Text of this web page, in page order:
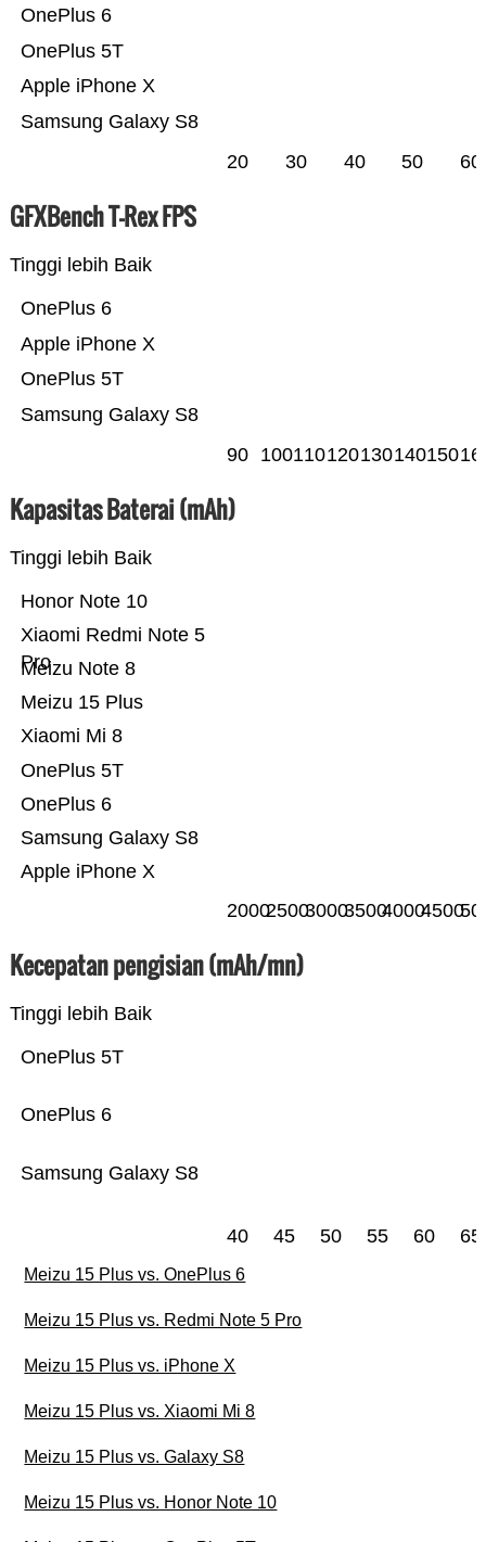
Samsung Galaxy S8
Apple iPhone X
OnePlus 5T
OnePlus 6
20 30 40 50 60
GFXBench T-Rex FPS
Tinggi lebih Baik
Samsung Galaxy S8
OnePlus 5T
Apple iPhone X
OnePlus 6
90 100110120130140150
Kapasitas Baterai (mAh)
Tinggi lebih Baik
Apple iPhone X
Samsung Galaxy S8
OnePlus 6
OnePlus 5T
Xiaomi Mi 8
Meizu 15 Plus
Meizu Note 8
Xiaomi Redmi Note 5
Pro
Honor Note 10
200025003000350040004500
Kecepatan pengisian (mAh/mn)
Tinggi lebih Baik
Samsung Galaxy S8
OnePlus 6
OnePlus 5T
40 45 50 55 60 65
Meizu 15 Plus vs. OnePlus 6
Meizu 15 Plus vs. Redmi Note 5 Pro
Meizu 15 Plus vs. iPhone X
Meizu 15 Plus vs. Xiaomi Mi 8
Meizu 15 Plus vs. Galaxy S8
Meizu 15 Plus vs. Honor Note 10